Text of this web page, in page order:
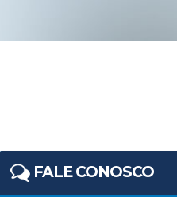
FALE CONOSCO